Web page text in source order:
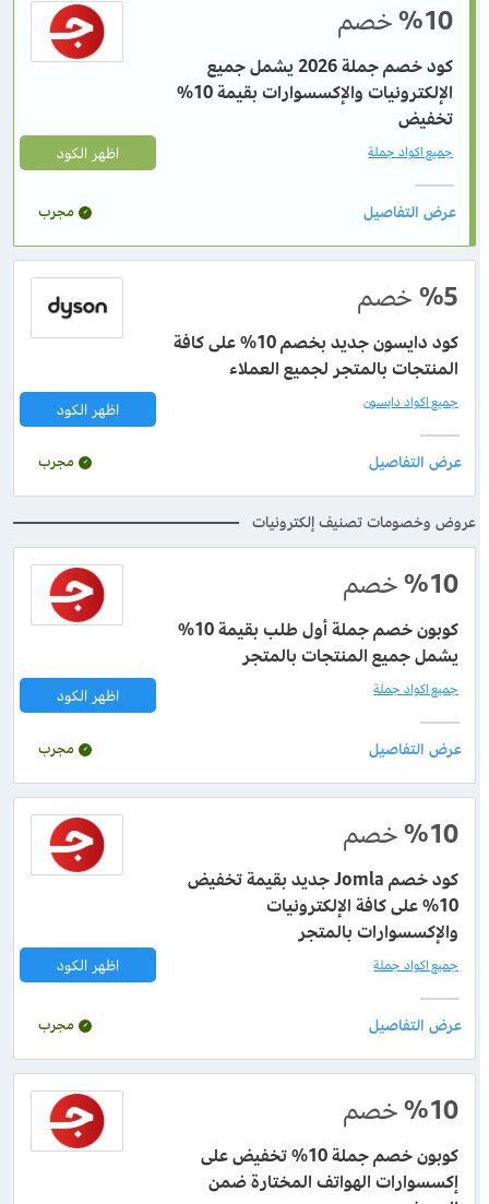
%10خصم
كود خصم جملة 2026 يشمل جميع
الإلكترونيات والإكسسوارات بقيمة 10%
تخفيض
اظهر الكود جميع اكواد جملة
مجرب
%5خصم
كود دايسون جديد بخصم 10% على كافة
المنتجات بالمتجر لجميع العملاء
اظهر الكود جميع اكواد دايسون
مجرب
عروض وخصومات تصنيف إلكترونيات
%10خصم
كوبون خصم جملة أول طلب بقيمة 10%
يشمل جميع المنتجات بالمتجر
اظهر الكود جميع اكواد جملة
مجرب
%10خصم
كود خصم Jomla جديد بقيمة تخفيض
10% على كافة الإلكترونيات
والإكسسوارات بالمتجر
اظهر الكود جميع اكواد جملة
مجرب
%10خصم
كوبون خصم جملة 10% تخفيض على
إكسسوارات الهواتف المختارة ضمن